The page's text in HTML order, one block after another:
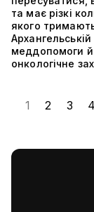
та має різкі
якого
меддопомоги
онкологічне
1 2 3 4